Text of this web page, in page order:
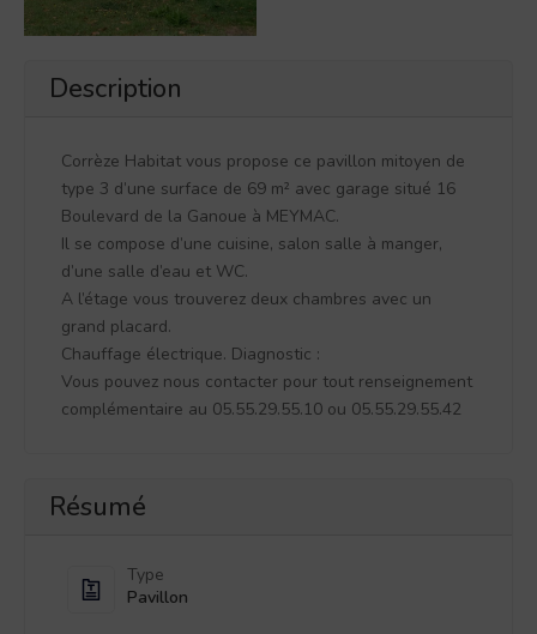
Description
Corrèze Habitat vous propose ce pavillon mitoyen de
type 3 d’une surface de 69 m² avec garage situé 16
Boulevard de la Ganoue à MEYMAC.
Il se compose d’une cuisine, salon salle à manger,
d’une salle d’eau et WC.
A l’étage vous trouverez deux chambres avec un
grand placard.
Chauffage électrique. Diagnostic :
Vous pouvez nous contacter pour tout renseignement
complémentaire au 05.55.29.55.10 ou 05.55.29.55.42
Résumé
Type
Pavillon